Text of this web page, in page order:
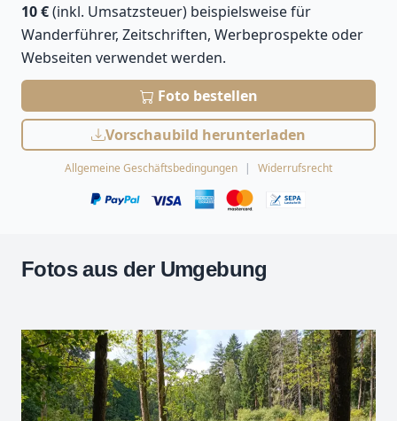
10 €(inkl. Umsatzsteuer) beispielsweise für
Wanderführer, Zeitschriften, Werbeprospekte oder
Webseiten verwendet werden.
Foto bestellen
Vorschaubild herunterladen
Allgemeine Geschäftsbedingungen Widerrufsrecht
Fotos aus der Umgebung
+
−